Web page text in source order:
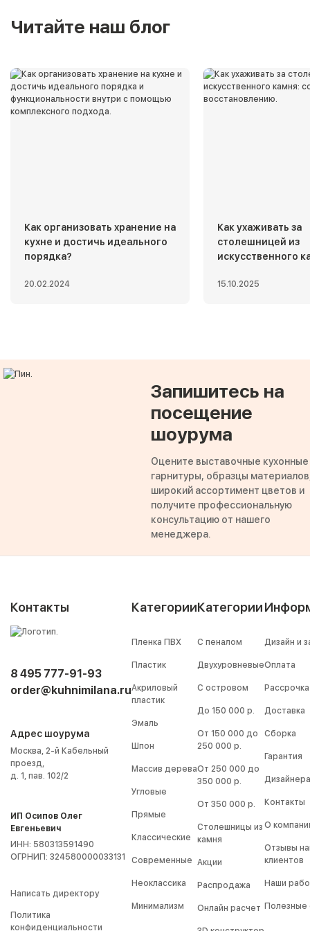
Читайте наш блог
Как организовать хранение на
кухне и достичь идеального
порядка?
20.02.2024
Как ухаживать за
столешницей из
искусственного
восстановлению
15.10.2025
Запишитесь на
посещение
шоурума
Оцените выставочные кухонные
гарнитуры, образцы
широкий ассортимент цветов и
получите профессиональную
консультацию от нашего
менеджера.
Контакты
8 495 777-91-93
order@kuhnimilana.ru
Адрес шоурума
Москва, 2-й Кабельный
проезд,
д. 1, пав. 102/2
ИП Осипов Олег
Евгеньевич
ИНН: 580313591490
ОГРНИП: 324580000033131
Написать директору
Политика
конфиденциальности
Категории
Пленка ПВХ
Пластик
Акриловый
пластик
Эмаль
Шпон
Массив дерева
Угловые
Прямые
Классические
Современные
Неоклассика
Минимализм
Категории
С пеналом
Двухуровневые
С островом
До 150 000 р.
От 150 000 до
250 000 р.
От 250 000 до
350 000 р.
От 350 000 р.
Столешницы из
камня
Акции
Распродажа
Онлайн расчет
Дизайн и
Оплата
Рассрочка
Доставка
Сборка
Гарантия
Контакты
О
Отзывы
клиентов
Наши
Полезные